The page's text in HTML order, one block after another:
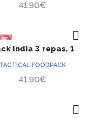
41.90€
ACHETER
India 3 repas, 1
TACTICAL FOODPACK
41.90€